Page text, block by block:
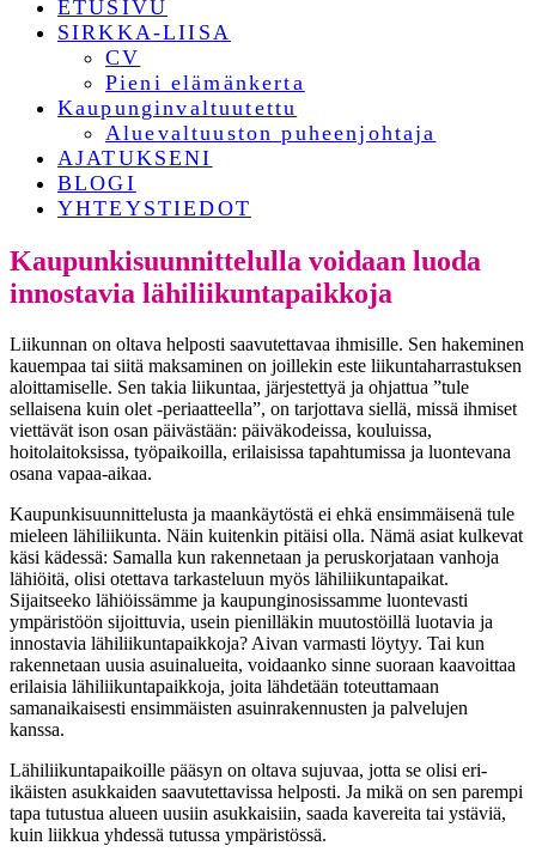
ETUSIVU
SIRKKA-LIISA
CV
Pieni elämänkerta
Kaupunginvaltuutettu
Aluevaltuuston puheenjohtaja
AJATUKSENI
BLOGI
YHTEYSTIEDOT
Kaupunkisuunnittelulla voidaan luoda
innostavia lähiliikuntapaikkoja
Liikunnan on oltava helposti saavutettavaa ihmisille. Sen hakeminen
kauempaa tai siitä maksaminen on joillekin este liikuntaharrastuksen
aloittamiselle. Sen takia liikuntaa, järjestettyä ja ohjattua ”tule
sellaisena kuin olet -periaatteella”, on tarjottava siellä, missä ihmiset
viettävät ison osan päivästään: päiväkodeissa, kouluissa,
hoitolaitoksissa, työpaikoilla, erilaisissa tapahtumissa ja luontevana
osana vapaa-aikaa.
Kaupunkisuunnittelusta ja maankäytöstä ei ehkä ensimmäisenä tule
mieleen lähiliikunta. Näin kuitenkin pitäisi olla. Nämä asiat kulkevat
käsi kädessä: Samalla kun rakennetaan ja peruskorjataan vanhoja
lähiöitä, olisi otettava tarkasteluun myös lähiliikuntapaikat.
Sijaitseeko lähiöissämme ja kaupunginosissamme luontevasti
ympäristöön sijoittuvia, usein pienilläkin muutostöillä luotavia ja
innostavia lähiliikuntapaikkoja? Aivan varmasti löytyy. Tai kun
rakennetaan uusia asuinalueita, voidaanko sinne suoraan kaavoittaa
erilaisia lähiliikuntapaikkoja, joita lähdetään toteuttamaan
samanaikaisesti ensimmäisten asuinrakennusten ja palvelujen
kanssa.
Lähiliikuntapaikoille pääsyn on oltava sujuvaa, jotta se olisi eri-
ikäisten asukkaiden saavutettavissa helposti. Ja mikä on sen parempi
tapa tutustua alueen uusiin asukkaisiin, saada kavereita tai ystäviä,
kuin liikkua yhdessä tutussa ympäristössä.